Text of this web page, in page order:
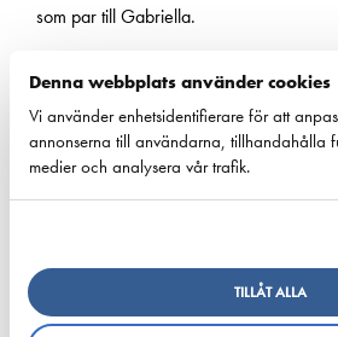
Denna webbplats använder cookies
Vi använder enhetsidentifierare för att
annonserna till användarna, tillhandahålla
medier och analysera vår trafik.
TILLÅT ALLA
som par till Gabriella.
Längd 191 m, bredd 29 m
Däck 12
Hyttplatser 2 500
Passagerarkapacitet 2 560
Mer information:
Johanna Boijer-Svahnström,